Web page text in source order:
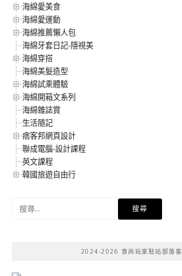
海綿愛美食
海綿愛運動
海綿推薦懶人包
海綿牙套日記-隱視美
海綿穿搭
海綿美髮造型
海綿試乘體驗
海綿開箱文系列
海綿雜誌賞
生活隨記
痞客邦網頁設計
聯成電腦-設計課程
英文課程
韓國旅遊自由行
2024-2026 食尚玩家駐站部落客